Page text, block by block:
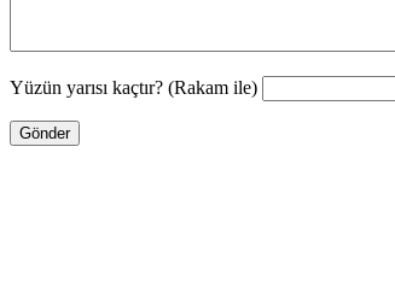
Yüzün yarısı kaçtır? (Rakam ile)